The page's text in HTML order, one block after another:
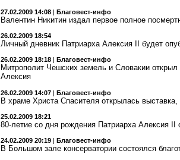
27.02.2009 14:08 | Благовест-инфо
Валентин Никитин издал первое полное
26.02.2009 18:54
Личный дневник Патриарха Алексия II будет
26.02.2009 18:18 Благовест-инфо
Митрополит Чешских земель и Словакии
Алексия
26.02.2009 14:07 | Благовест-инфо
В храме Христа Спасителя открылась
25.02.2009 18:21
80-летие со дня рождения Патриарха Алексия II
24.02.2009 20:19 | Благовест-инфо
В Большом зале консерватории состоялся